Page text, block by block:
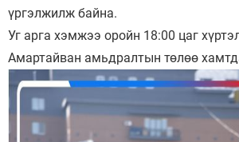
үргэлжилж байна.
Уг арга хэмжээ оройн 18:00 цаг
Амартайван амьдралтын төлөө